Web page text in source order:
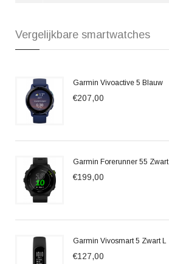
Vergelijkbare smartwatches
Garmin Vivoactive 5 Blauw
€207,00
Garmin Forerunner 55 Zwart
€199,00
Garmin Vivosmart 5 Zwart L
€127,00